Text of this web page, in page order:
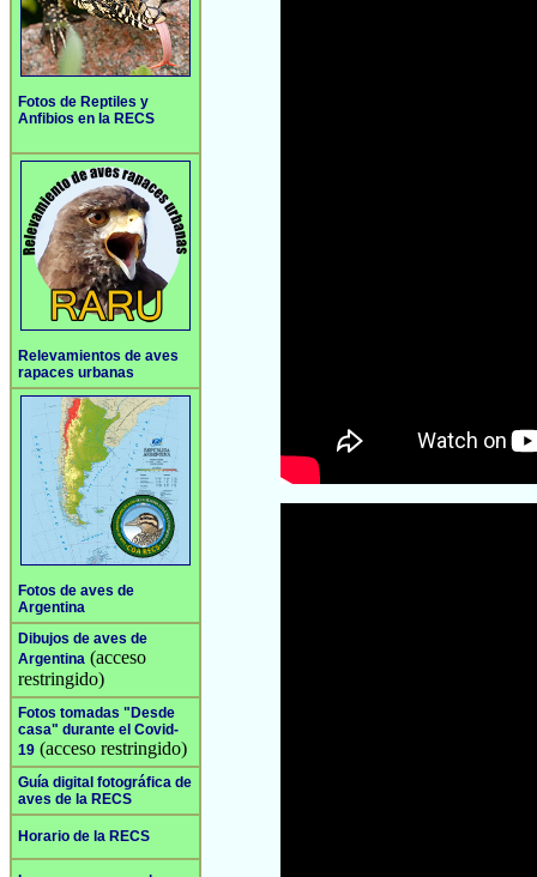
Fotos de Reptiles y
Anfibios en la RECS
Relevamientos de aves
rapaces urbanas
Fotos de aves de
Argentina
Dibujos de aves de
Argentina (acceso
restringido)
Fotos tomadas "Desde
casa" durante el Covid-
19 (acceso restringido)
Guía digital fotográfica de
aves de la RECS
Horario de la RECS